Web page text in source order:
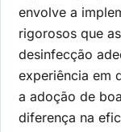
envolve a
rigorosos que
desinfecção
experiência em
a adoção de
diferença na